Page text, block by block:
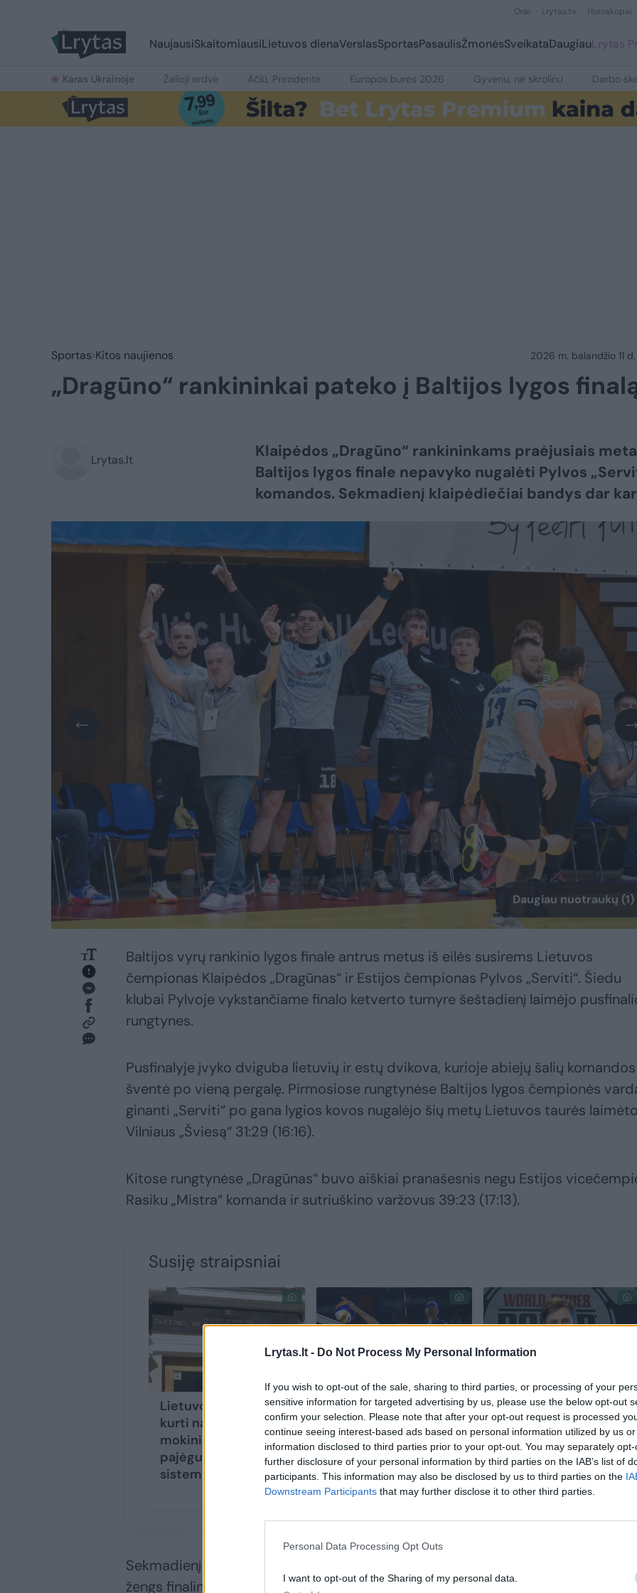
Lrytas.lt - Do Not Process My Personal Information
If you wish to opt-out of the sale, sharing to third parties, or processing of your
sensitive information for targeted advertising by us, please use the below opt-out
confirm your selection. Please note that after your opt-out request is processed
continue seeing interest-based ads based on personal information utilized by us
information disclosed to third parties prior to your opt-out. You may separately
further disclosure of your personal information by third parties on the IAB’s list of
participants. This information may also be disclosed by us to third parties on the
Downstream Participants that may further disclose it to other third parties.
Personal Data Processing Opt Outs
I want to opt-out of the Sharing of my personal data.
Orai Lrytas.tv Horoskopai
NaujausiSkaitomiausiLietuvos dienaVerslasSportasPasaulisŽmonėsSveikataDaugiauLrytas
Karas Ukrainoje Žalioji erdvė Ačiū, Prezidente Europos burės 2026 Gyvenu, ne skrolinu Darbo
Sportas Kitos naujienos 2026 m. balandžio 11
„Dragūno“ rankininkai pateko į Baltijos lygos
Lrytas.lt
Klaipėdos „Dragūno“ rankininkams praėjusiais
Baltijos lygos finale nepavyko nugalėti Pylvos
komandos. Sekmadienį klaipėdiečiai bandys dar
Daugiau nuotraukų (1)
Baltijos vyrų rankinio lygos finale antrus metus iš eilės susirems Lietuvos
čempionas Klaipėdos „Dragūnas“ ir Estijos čempionas Pylvos „Serviti“. Šiedu
klubai Pylvoje vykstančiame finalo ketverto turnyre šeštadienį laimėjo
rungtynes.
Pusfinalyje įvyko dviguba lietuvių ir estų dvikova, kurioje abiejų šalių komandos
šventė po vieną pergalę. Pirmosiose rungtynėse Baltijos lygos čempionės
ginanti „Serviti“ po gana lygios kovos nugalėjo šių metų Lietuvos taurės
Vilniaus „Šviesą“ 31:29 (16:16).
Kitose rungtynėse „Dragūnas“ buvo aiškiai pranašesnis negu Estijos
Rasiku „Mistra“ komanda ir sutriuškino varžovus 39:23 (17:13).
Susiję straipsniai
Lietuvoje pradėta
kurti nacionalinė
mokinių fizinio
pajėgumo vertinimo
sistema
Elitiniame turnyre
Brazilijoje – skambi I.
Dumbauskaitės ir G.
Grudzinskaitės
pergalė
Įspūdingas lietuvio
šou Čekijoje –
pokerio turnyre
laimėjo 2 milijonus
eurų
Sekmadienį „Šviesa“ ir „Mistra“ kovos dėl bronzos apdovanojimų, o paskui į
žengs finalininkai „Dragūno“ ir „Serviti“ rankininkai.